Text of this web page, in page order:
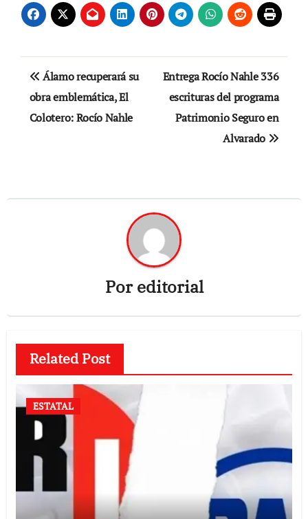
Navegación
de
entradas
Álamo recuperará su
obra emblemática, El
Colotero: Rocío Nahle
Entrega Rocío Nahle 336
escrituras del programa
Patrimonio Seguro en
Alvarado
Poreditorial
Related Post
ESTATAL